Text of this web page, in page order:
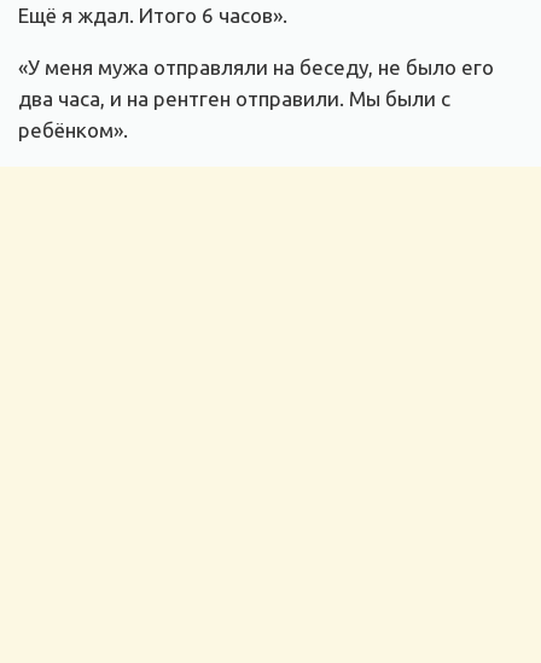
Ещё я ждал. Итого 6 часов».
«У меня мужа отправляли на беседу, не было его
два часа, и на рентген отправили. Мы были с
ребёнком».